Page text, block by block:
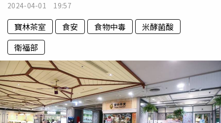
2024-04-01 19:57
寶林茶室 食安 食物中毒
米酵菌酸
衛福部